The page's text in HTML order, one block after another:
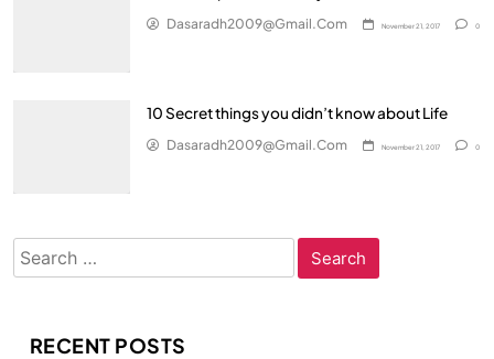
Dasaradh2009@gmail.com November 21, 2017 0
10 Secret things you didn’t know about Life
Dasaradh2009@gmail.com November 21, 2017 0
Search
for:
RECENT POSTS